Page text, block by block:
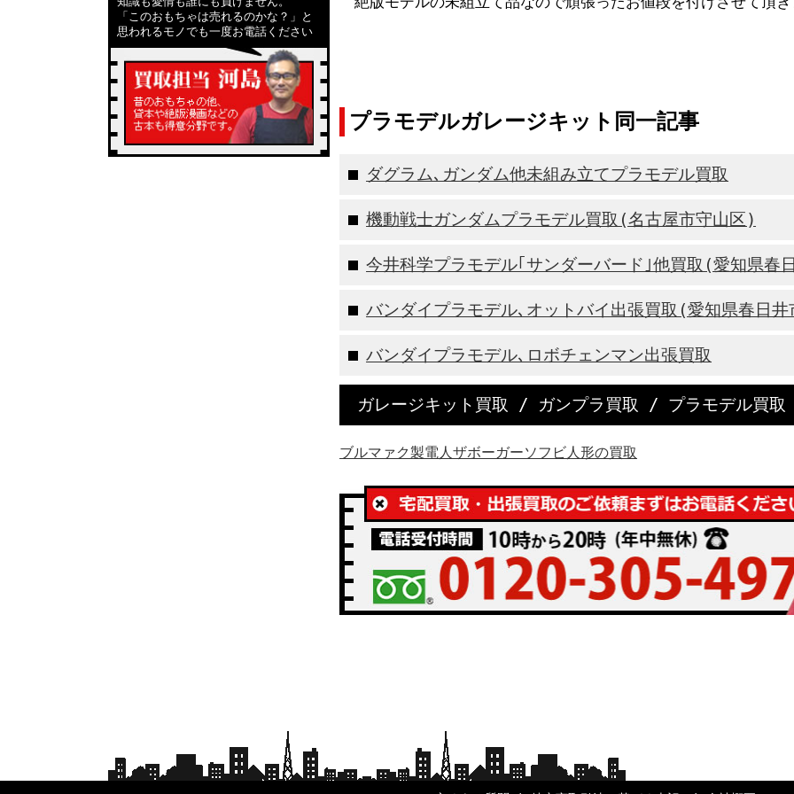
プラモデルガレージキット同一記事
ダグラム､ガンダム他未組み立てプラモデル買取
機動戦士ガンダムプラモデル買取(名古屋市守山区)
今井科学プラモデル｢サンダーバード｣他買取(愛知県春
バンダイプラモデル､オットバイ出張買取(愛知県春日井
バンダイプラモデル､ロボチェンマン出張買取
ガレージキット買取 / ガンプラ買取 / プラモデル買取
ブルマァク製電人ザボーガーソフビ人形の買取
「このおもちゃは売れるのかな？」と
思われるモノでも一度お電話ください